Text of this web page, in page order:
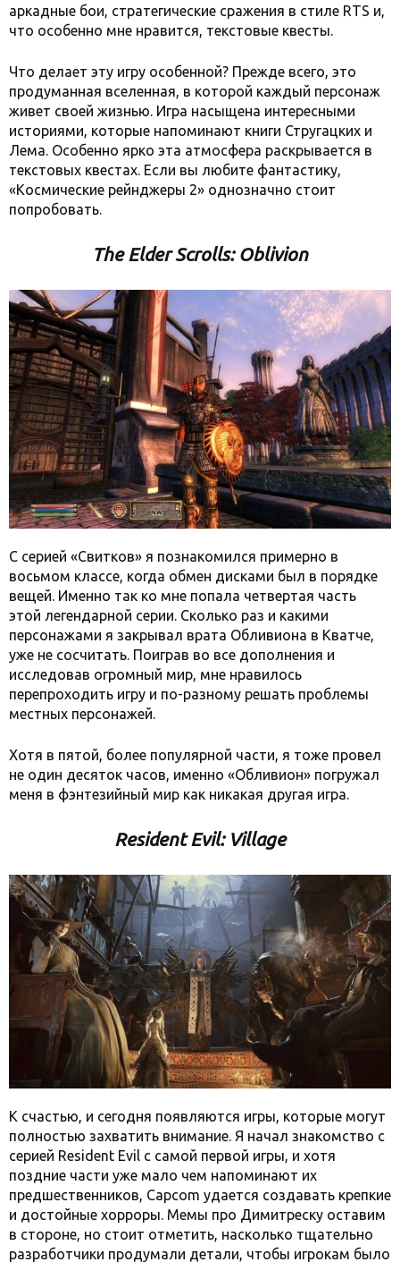
аркадные бои, стратегические сражения в стиле RTS и,
что особенно мне нравится, текстовые квесты.
Что делает эту игру особенной? Прежде всего, это
продуманная вселенная, в которой каждый персонаж
живет своей жизнью. Игра насыщена интересными
историями, которые напоминают книги Стругацких и
Лема. Особенно ярко эта атмосфера раскрывается в
текстовых квестах. Если вы любите фантастику,
«Космические рейнджеры 2» однозначно стоит
попробовать.
The Elder Scrolls: Oblivion
С серией «Свитков» я познакомился примерно в
восьмом классе, когда обмен дисками был в порядке
вещей. Именно так ко мне попала четвертая часть
этой легендарной серии. Сколько раз и какими
персонажами я закрывал врата Обливиона в Кватче,
уже не сосчитать. Поиграв во все дополнения и
исследовав огромный мир, мне нравилось
перепроходить игру и по-разному решать проблемы
местных персонажей.
Хотя в пятой, более популярной части, я тоже провел
не один десяток часов, именно «Обливион» погружал
меня в фэнтезийный мир как никакая другая игра.
Resident Evil: Village
К счастью, и сегодня появляются игры, которые могут
полностью захватить внимание. Я начал знакомство с
серией Resident Evil с самой первой игры, и хотя
поздние части уже мало чем напоминают их
предшественников, Capcom удается создавать крепкие
и достойные хорроры. Мемы про Димитреску оставим
в стороне, но стоит отметить, насколько тщательно
разработчики продумали детали, чтобы игрокам было